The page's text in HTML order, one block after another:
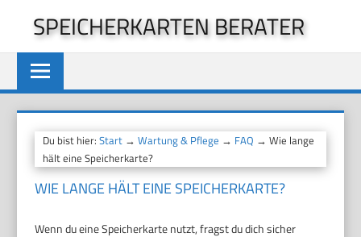
springen
SPEICHERKARTEN BERATER
Du bist hier:Start →Wartung & Pflege → FAQ → Wie lange
hält eine Speicherkarte?
WIE LANGE HÄLT EINE SPEICHERKARTE?
Wenn du eine Speicherkarte nutzt, fragst du dich sicher